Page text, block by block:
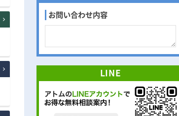
お問い合わせ内容
LINE